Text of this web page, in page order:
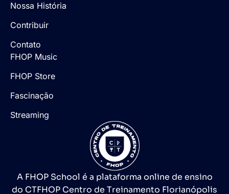
Nossa História
Contribuir
Contato
FHOP Music
FHOP Store
Fascinação
Streaming
A FHOP School é a plataforma online de ensino
do CTFHOP Centro de Treinamento Florianópolis